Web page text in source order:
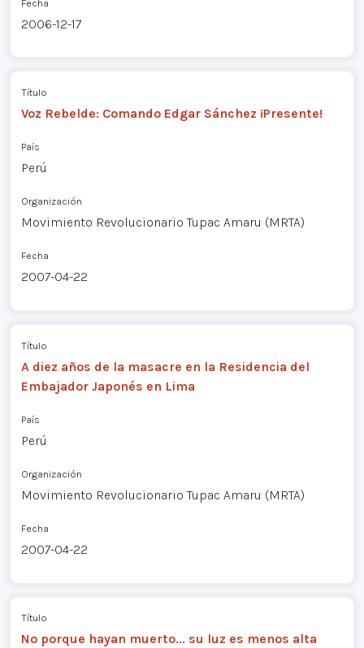
Fecha
2006-12-17
Título
Voz Rebelde: Comando Edgar Sánchez ¡Presente!
País
Perú
Organización
Movimiento Revolucionario Tupac Amaru (MRTA)
Fecha
2007-04-22
Título
A diez años de la masacre en la Residencia del
Embajador Japonés en Lima
País
Perú
Organización
Movimiento Revolucionario Tupac Amaru (MRTA)
Fecha
2007-04-22
Título
No porque hayan muerto... su luz es menos alta